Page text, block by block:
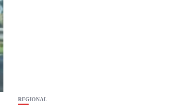
REGIONAL